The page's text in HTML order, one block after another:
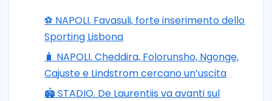
⚽️ NAPOLI. Favasuli, forte inserimento dello
Sporting Lisbona
🧳 NAPOLI. Cheddira, Folorunsho, Ngonge,
Cajuste e Lindstrom cercano un’uscita
🏟️ STADIO. De Laurentiis va avanti sul